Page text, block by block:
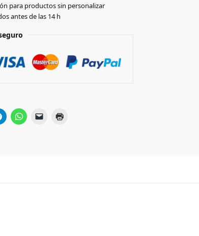
para productos sin personalizar
antes de las 14 h